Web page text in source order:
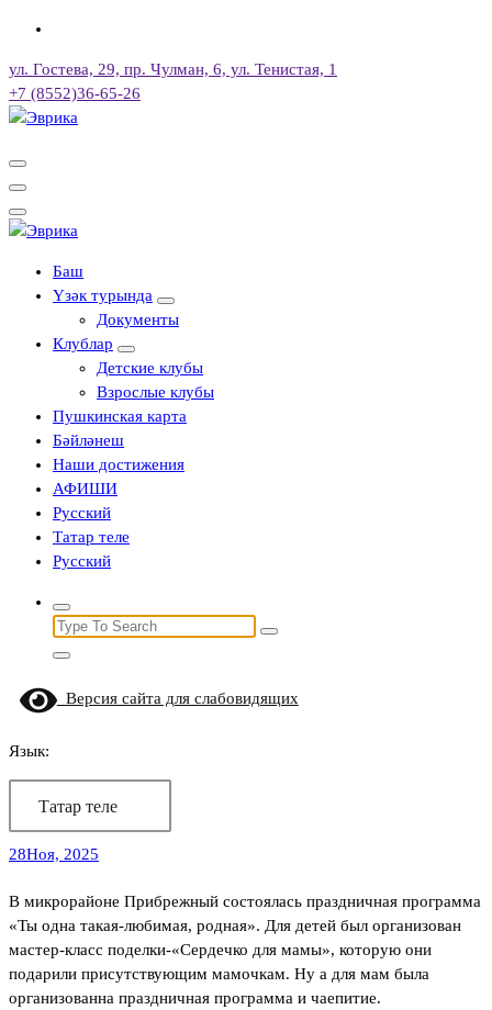
Skip
content
ул. Гостева, 29, пр. Чулман, 6, ул. Тенистая, 1
+7 (8552)36-65-26
Городской культурный центр, г. Набережные Челны
Городской культурный центр, г. Набережные Челны
Баш
Үзәк турында
Документы
Клублар
Детские клубы
Взрослые клубы
Пушкинская карта
Бәйләнеш
Наши достижения
АФИШИ
Русский
Татар теле
Русский
Search
for:
Версия сайта для слабовидящих
Язык:
Татар теле
28Ноя, 2025
В микрорайоне Прибрежный состоялась праздничная программа
«Ты одна такая-любимая, родная». Для детей был организован
мастер-класс поделки-«Сердечко для мамы», которую они
подарили присутствующим мамочкам. Ну а для мам была
организованна праздничная программа и чаепитие.